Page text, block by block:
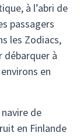
à l’abri de
passagers
les Zodiacs,
débarquer à
en
de
en Finlande